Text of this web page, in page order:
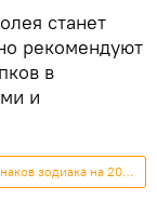
станет
рекомендуют
в
и
Гороскопы и астрологические прогнозы для всех знаков зодиака на 2026 год